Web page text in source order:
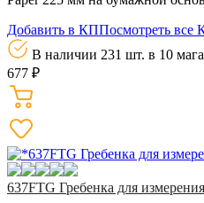
Добавить в КППосмотреть все
В наличии 231 шт. в 10
677 ₽
637FTG Гребенка для